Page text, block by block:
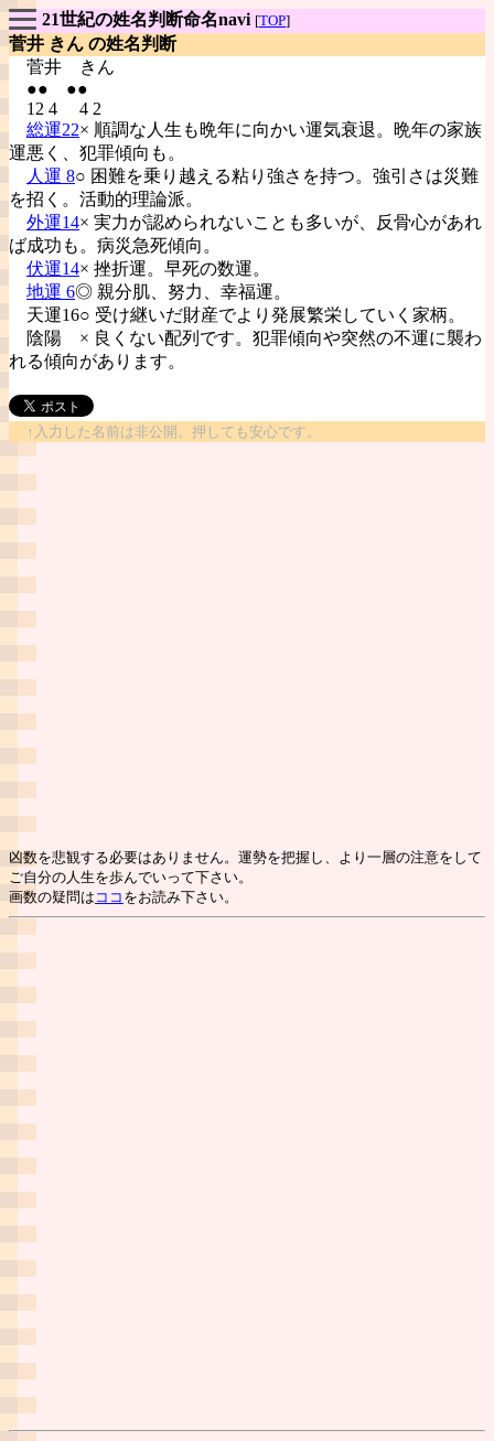
21世紀の姓名判断命名navi [TOP]
菅井 きん の姓名判断
菅井
きん
●● ●●
12 4 4 2
総運22× 順調な人生も晩年に向かい運気衰退。晩年の家族
運悪く、犯罪傾向も。
人運 8○ 困難を乗り越える粘り強さを持つ。強引さは災難
を招く。活動的理論派。
外運14× 実力が認められないことも多いが、反骨心があれ
ば成功も。病災急死傾向。
伏運14× 挫折運。早死の数運。
地運 6◎ 親分肌、努力、幸福運。
天運16○ 受け継いだ財産でより発展繁栄していく家柄。
陰陽 × 良くない配列です。犯罪傾向や突然の不運に襲わ
れる傾向があります。
↑入力した名前は非公開。押しても安心です。
凶数を悲観する必要はありません。運勢を把握し、より一層の注意をして
ご自分の人生を歩んでいって下さい。
画数の疑問は ココ をお読み下さい。